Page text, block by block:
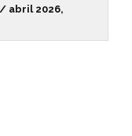
abril 2026,